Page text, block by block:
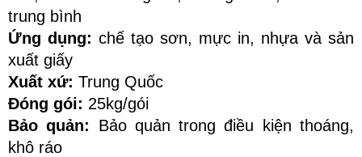
trung bình
Ứng dụng: chế tạo sơn, mực in, nhựa và sản
xuất giấy
Xuất xứ: Trung Quốc
Đóng gói: 25kg/gói
Bảo quản: Bảo quản trong điều kiện thoáng,
khô ráo